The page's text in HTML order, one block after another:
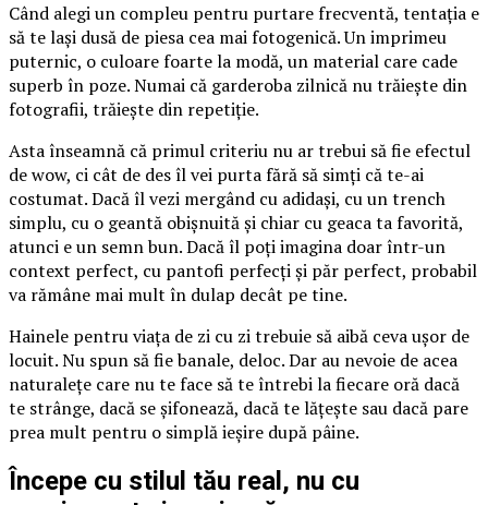
Când alegi un compleu pentru purtare frecventă, tentația e
să te lași dusă de piesa cea mai fotogenică. Un imprimeu
puternic, o culoare foarte la modă, un material care cade
superb în poze. Numai că garderoba zilnică nu trăiește din
fotografii, trăiește din repetiție.
Asta înseamnă că primul criteriu nu ar trebui să fie efectul
de wow, ci cât de des îl vei purta fără să simți că te-ai
costumat. Dacă îl vezi mergând cu adidași, cu un trench
simplu, cu o geantă obișnuită și chiar cu geaca ta favorită,
atunci e un semn bun. Dacă îl poți imagina doar într-un
context perfect, cu pantofi perfecți și păr perfect, probabil
va rămâne mai mult în dulap decât pe tine.
Hainele pentru viața de zi cu zi trebuie să aibă ceva ușor de
locuit. Nu spun să fie banale, deloc. Dar au nevoie de acea
naturalețe care nu te face să te întrebi la fiecare oră dacă
te strânge, dacă se șifonează, dacă te lățește sau dacă pare
prea mult pentru o simplă ieșire după pâine.
Începe cu stilul tău real, nu cu